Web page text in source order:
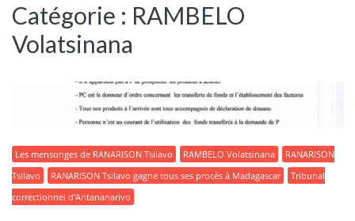
Catégorie : RAMBELO
Volatsinana
Les mensonges de RANARISON Tsilavo RAMBELO Volatsinana
RANARISON
Tsilavo
RANARISON Tsilavo gagne tous ses procès à Madagascar
Tribunal
correctionnel d'Antananarivo